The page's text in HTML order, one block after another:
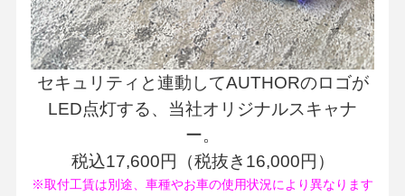
セキュリティと連動してAUTHORのロゴが
LED点灯する、当社オリジナルスキャナ
ー。
税込17,600円（税抜き16,000円）
※取付工賃は別途、車種やお車の使用状況により異なります